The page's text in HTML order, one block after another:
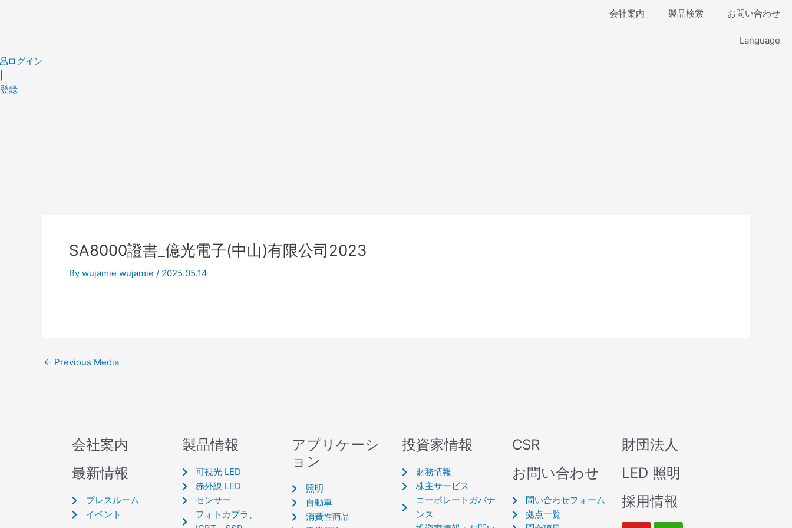
会社案内 製品検索 お問い合わせ
Language
ログイン
登録
SA8000證書_億光電子(中山)有限公司2023
By wujamie wujamie / 2025.05.14
← Previous Media
会社案内
最新情報
プレスルーム
イベント
製品情報
可視光 LED
赤外線 LED
センサー
フォトカプラ、
アプリケーシ
ョン
照明
自動車
消費性商品
投資家情報
財務情報
株主サービス
コーポレートガバナ
ンス
CSR
お問い合わせ
問い合わせフォーム
拠点一覧
財団法人
LED 照明
採用情報